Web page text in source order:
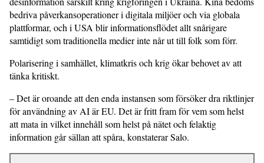
bedriva påverkansoperationer i digitala miljöer och via globala
plattformar, och i USA blir informationsflödet allt snårigare
samtidigt som traditionella medier inte når ut till folk som förr.
Polarisering i samhället, klimatkris och krig ökar behovet av att
tänka kritiskt.
– Det är oroande att den enda instansen som försöker dra riktlinjer
för användning av AI är EU. Det är fritt fram för vem som helst
att mata in vilket innehåll som helst på nätet och felaktig
information går sällan att spåra, konstaterar Salo.